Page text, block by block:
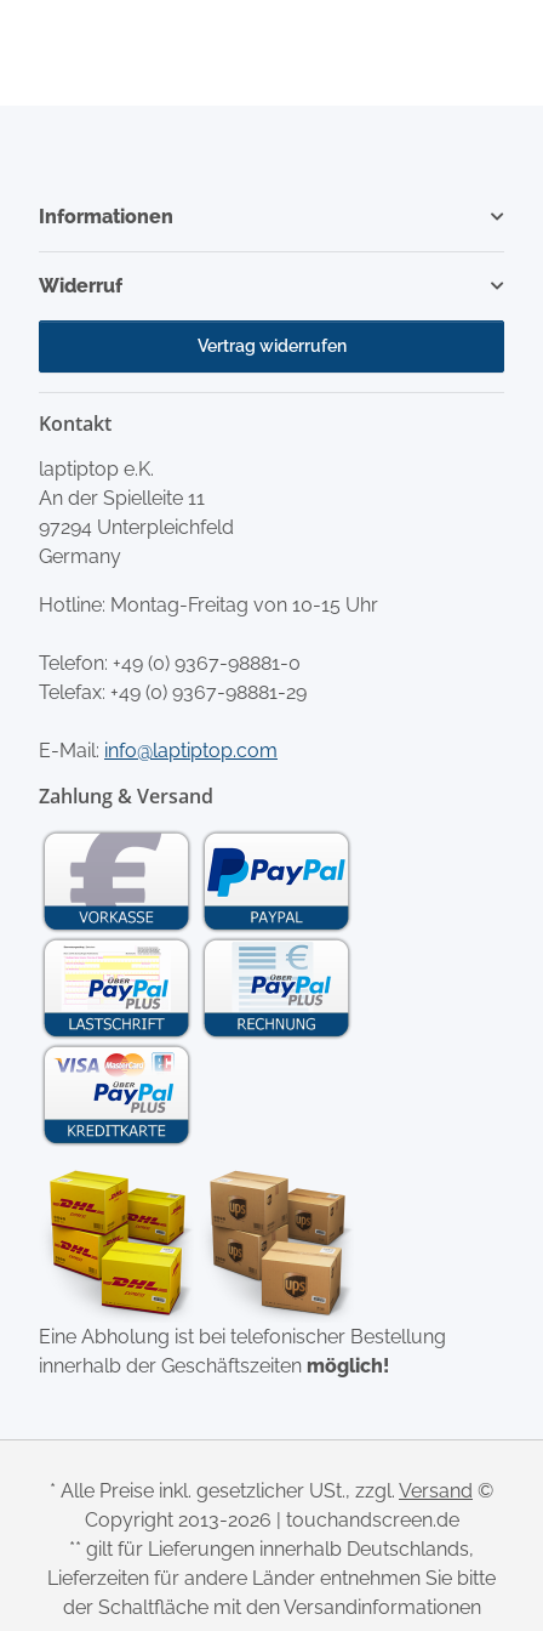
Informationen
Widerruf
Vertrag widerrufen
Kontakt
laptiptop e.K.
An der Spielleite 11
97294 Unterpleichfeld
Germany
Hotline: Montag-Freitag von 10-15 Uhr
Telefon: +49 (0) 9367-98881-0
Telefax: +49 (0) 9367-98881-29
E-Mail: info@laptiptop.com
Zahlung & Versand
Eine Abholung ist bei telefonischer Bestellung
innerhalb der Geschäftszeiten möglich!
* Alle Preise inkl. gesetzlicher USt., zzgl. Versand ©
Copyright 2013-2026 | touchandscreen.de
** gilt für Lieferungen innerhalb Deutschlands,
Lieferzeiten für andere Länder entnehmen Sie bitte
der Schaltfläche mit den Versandinformationen